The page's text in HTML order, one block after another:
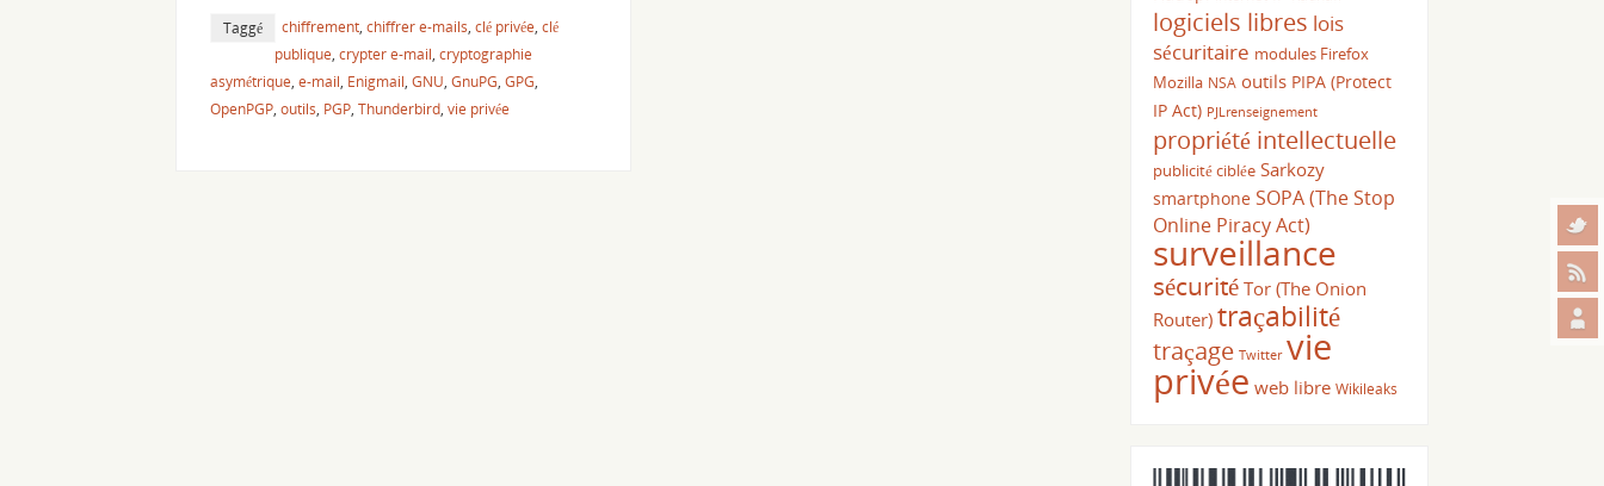
Taggé chiffrement, chiffrer e-mails, clé privée, clé
publique, crypter e-mail, cryptographie
asymétrique, e-mail, Enigmail, GNU, GnuPG, GPG,
OpenPGP, outils, PGP, Thunderbird, vie privée
logiciels libres lois
sécuritaire modules Firefox
Mozilla NSA outils PIPA (Protect
IP Act) PJLrenseignement
propriété intellectuelle
publicité ciblée Sarkozy
smartphone SOPA (The Stop
Online Piracy Act)
surveillance
sécurité Tor (The Onion
Router) traçabilité
traçage Twitter vie
privée web libre Wikileaks